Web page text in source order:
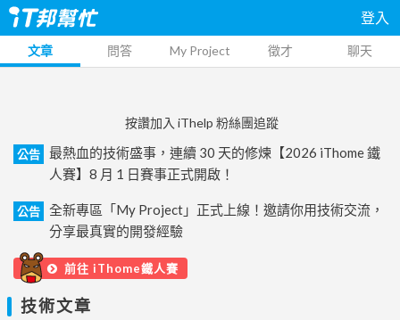
登入
文章 問答 My Project 徵才 聊天
按讚加入 iThelp 粉絲團追蹤
公告
最熱血的技術盛事，連續 30 天的修煉【2026 iThome 鐵
人賽】8 月 1 日賽事正式開啟！
公告
全新專區「My Project」正式上線！邀請你用技術交流，
分享最真實的開發經驗
前往 iThome鐵人賽
技術文章